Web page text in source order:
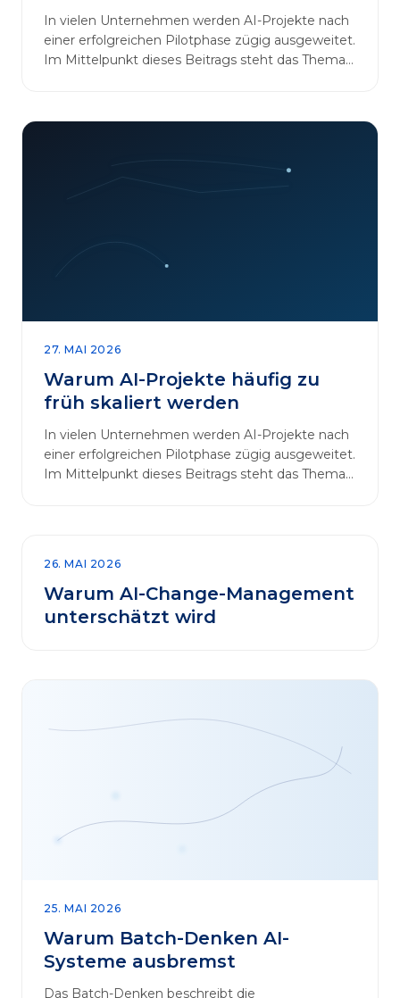
In vielen Unternehmen werden AI-Projekte nach
einer erfolgreichen Pilotphase zügig ausgeweitet.
Im Mittelpunkt dieses Beitrags steht das Thema
27. MAI 2026
Warum AI-Projekte häufig zu
früh skaliert werden
In vielen Unternehmen werden AI-Projekte nach
einer erfolgreichen Pilotphase zügig ausgeweitet.
Im Mittelpunkt dieses Beitrags steht das Thema
26. MAI 2026
Warum AI-Change-Management
unterschätzt wird
25. MAI 2026
Warum Batch-Denken AI-
Systeme ausbremst
Das Batch-Denken beschreibt die